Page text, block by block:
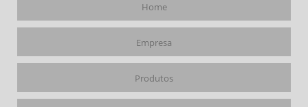
Home
Empresa
Produtos